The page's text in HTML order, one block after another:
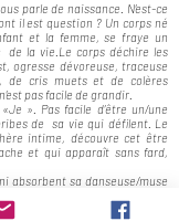
parle de naissance. N’est-ce
il est question ? Un corps né
et la femme, se fraye un
la vie.Le corps déchire les
ogresse dévoreuse, traceuse
de cris muets et de colères
pas facile de grandir.
». Pas facile d’être un/une
de sa vie qui défilent. Le
intime, découvre cet être
et qui apparaît sans fard,
absorbent sa danseuse/muse
qui dérange. Une émotion qui